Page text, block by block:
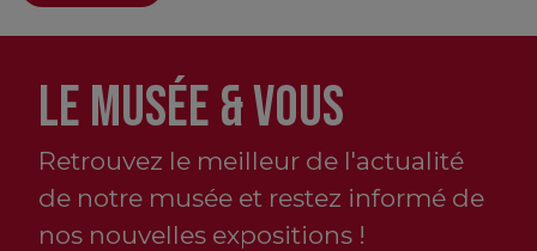
LE MUSÉE & VOUS
Retrouvez le meilleur de l'actualité
de notre musée et restez informé de
nos nouvelles expositions !